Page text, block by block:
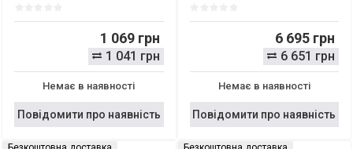
1 069 грн
1 041 грн
Немає в наявності
Повідомити про наявність
6 695 грн
6 651 грн
Немає в наявності
Повідомити про наявність